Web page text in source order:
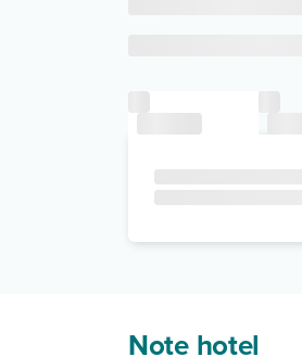
Note hotel